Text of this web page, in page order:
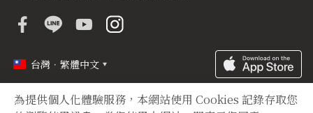
為提供個人化體驗服務，本網站使用 Cookies 記錄存取您
台灣．繁體中文